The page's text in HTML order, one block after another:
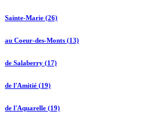
Sainte-Marie (26)
au Coeur-des-Monts (13)
de Salaberry (17)
de l'Amitié (19)
de l'Aquarelle (19)